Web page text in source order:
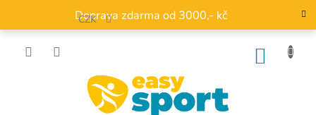
obsah
Doprava zdarma od 3000,- kč
CZK